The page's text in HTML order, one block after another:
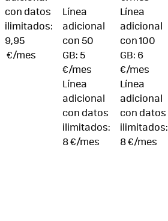
con datos
ilimitados:
9,95
€/mes
Línea
adicional
con 50
GB: 5
€/mes
Línea
adicional
con datos
ilimitados:
8 €/mes
Línea
adicional
con 100
GB: 6
€/mes
Línea
adicional
con datos
ilimitados:
8 €/mes